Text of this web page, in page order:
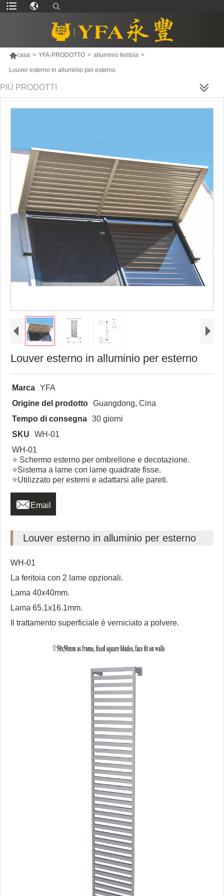
casa > YFA-PRODOTTO > alluminio feritoia >
Louver esterno in alluminio per esterno
PIÙ PRODOTTI
Louver esterno in alluminio per esterno
Marca YFA
Origine del prodotto Guangdong, Cina
Tempo di consegna 30 giorni
SKU
WH-01
WH-01
⭐ Schermo esterno per ombrellone e decotazione.
⭐Sistema a lame con lame quadrate fisse.
⭐Utilizzato per esterni e adattarsi alle pareti.
 Email
Louver esterno in alluminio per esterno
WH-01
La feritoia con 2 lame opzionali.
Lama 40x40mm.
Lama 65.1x16.1mm.
Il trattamento superficiale è verniciato a polvere.